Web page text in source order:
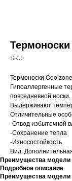
SKU:
Термоноски Coolzone
Гипоаллергенные
повседневной носки.
Выдерживают
Отличительные
-Отвод избыточной
-Сохранение тепла
-Износостойкость
Вид:
Преимущества модели
Подробное описание
Преимущества модели